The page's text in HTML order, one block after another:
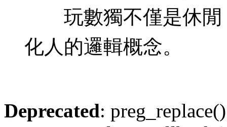
玩數獨不僅是休閒
化人的邏輯概念。
Deprecated: